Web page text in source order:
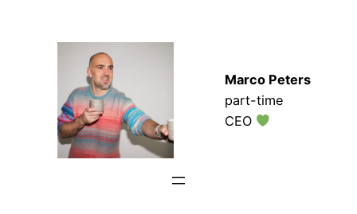
Marco Peters
part-time
CEO